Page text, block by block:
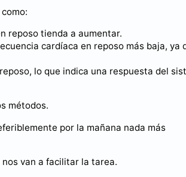
reposo tienda a aumentar.
cardíaca en reposo más baja, ya
lo que indica una respuesta del
métodos.
por la mañana nada más
nos van a facilitar la tarea.